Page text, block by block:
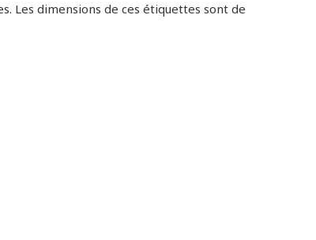
Les dimensions de ces étiquettes sont de